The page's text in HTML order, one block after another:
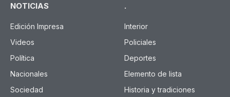
NOTICIAS
Edición Impresa
Videos
Política
Nacionales
Sociedad
.
Interior
Policiales
Deportes
Elemento de lista
Historia y tradiciones